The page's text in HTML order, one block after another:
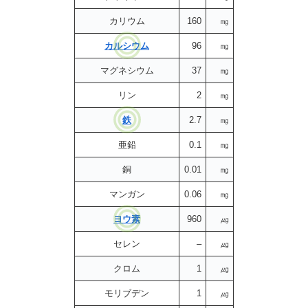
カリウム 160 ㎎
カルシウム 96 ㎎
マグネシウム 37 ㎎
リン 2 ㎎
鉄 2.7 ㎎
亜鉛 0.1 ㎎
銅 0.01 ㎎
マンガン 0.06 ㎎
ヨウ素 960 ㎍
セレン – ㎍
クロム 1 ㎍
モリブデン 1 ㎍